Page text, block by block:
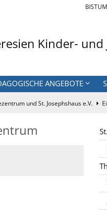
Kinder-
ANGEBOTE
und St. Josephshaus e.V.